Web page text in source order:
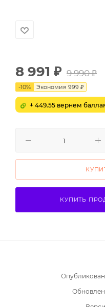
8 991 ₽ 9 990₽
-10% Экономия 999 ₽
+ 449.55 вернем
КУПИТЬ